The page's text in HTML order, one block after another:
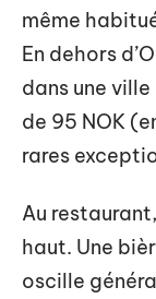
même
En dehors
dans une
de 95 NOK
rares
Au
haut. Une
oscille